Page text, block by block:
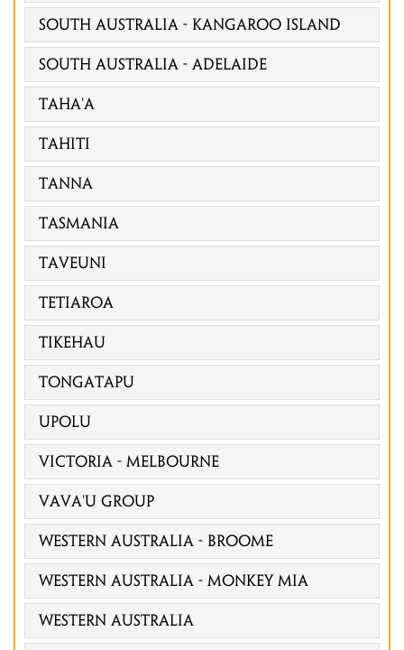
SOUTH AUSTRALIA - KANGAROO ISLAND
South Australia - Adelaide
Taha'a
Tahiti
Tanna
Tasmania
Taveuni
Tetiaroa
Tikehau
Tongatapu
Upolu
VICTORIA - MELBOURNE
Vava'u Group
WESTERN AUSTRALIA - BROOME
WESTERN AUSTRALIA - MONKEY MIA
Western Australia